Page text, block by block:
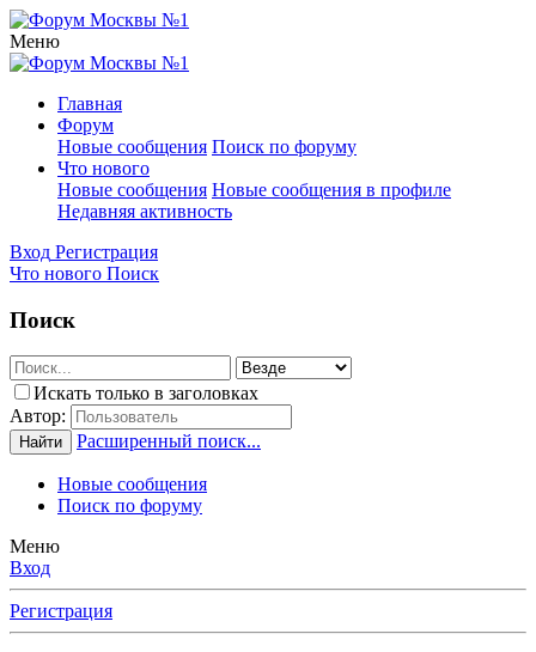
Меню
Главная
Форум
Новые сообщения Поиск по форуму
Что нового
Новые сообщения Новые сообщения в профиле
Недавняя активность
Вход Регистрация
Что нового Поиск
Поиск
Искать только в заголовках
Автор:
Найти Расширенный поиск...
Новые сообщения
Поиск по форуму
Меню
Вход
Регистрация